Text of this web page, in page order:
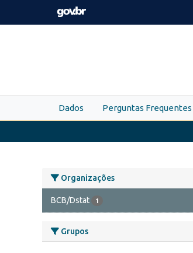
Skip to main content
Dados Perguntas Frequentes
Organizações
BCB/Dstat 1
Grupos